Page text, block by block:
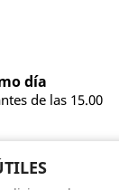
día
de las 15.00